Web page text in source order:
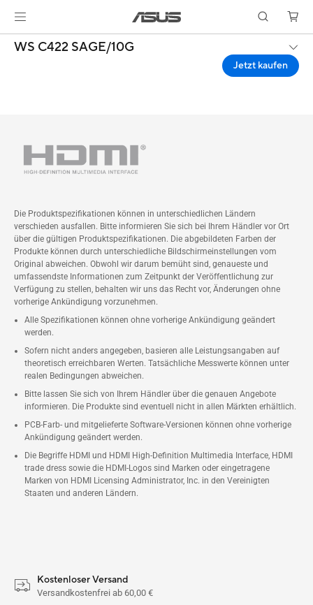
WS C422 SAGE/10G
Jetzt kaufen
Die Produktspezifikationen können in unterschiedlichen Ländern
verschieden ausfallen. Bitte informieren Sie sich bei Ihrem Händler vor Ort
über die gültigen Produktspezifikationen. Die abgebildeten Farben der
Produkte können durch unterschiedliche Bildschirmeinstellungen vom
Original abweichen. Obwohl wir darum bemüht sind, genaueste und
umfassendste Informationen zum Zeitpunkt der Veröffentlichung zur
Verfügung zu stellen, behalten wir uns das Recht vor, Änderungen ohne
vorherige Ankündigung vorzunehmen.
Alle Spezifikationen können ohne vorherige Ankündigung geändert
werden.
Sofern nicht anders angegeben, basieren alle Leistungsangaben auf
theoretisch erreichbaren Werten. Tatsächliche Messwerte können unter
realen Bedingungen abweichen.
Bitte lassen Sie sich von Ihrem Händler über die genauen Angebote
informieren. Die Produkte sind eventuell nicht in allen Märkten erhältlich.
PCB-Farb- und mitgelieferte Software-Versionen können ohne vorherige
Ankündigung geändert werden.
Die Begriffe HDMI und HDMI High-Definition Multimedia Interface, HDMI
trade dress sowie die HDMI-Logos sind Marken oder eingetragene
Marken von HDMI Licensing Administrator, Inc. in den Vereinigten
Staaten und anderen Ländern.
Kostenloser Versand
Versandkostenfrei ab 60,00 €